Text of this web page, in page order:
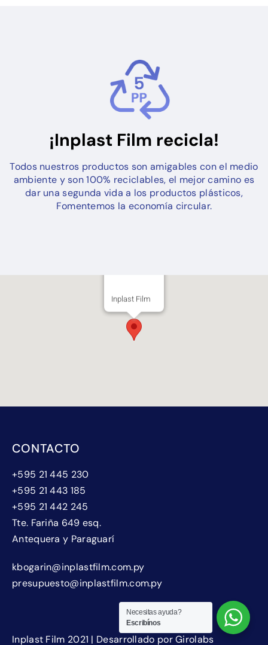
¡Inplast Film recicla!
Todos nuestros productos son amigables con el medio
ambiente y son 100% reciclables, el mejor camino es
dar una segunda vida a los productos plásticos,
Fomentemos la economía circular.
Inplast Film
CONTACTO
+595 21 445 230
+595 21 443 185
+595 21 442 245
Tte. Fariña 649 esq.
Antequera y Paraguarí
kbogarin@inplastfilm.com.py
presupuesto@inplastfilm.com.py
Inplast Film 2021 | Desarrollado por Girolabs
Necesitas ayuda?
Escribínos